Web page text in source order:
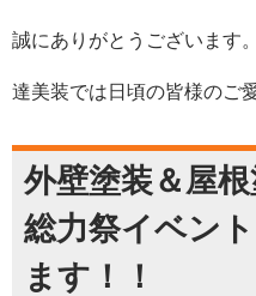
誠にありがとうございます。
達美装では日頃の皆様のご
外壁塗装＆屋根
総力祭イベン
ます！！